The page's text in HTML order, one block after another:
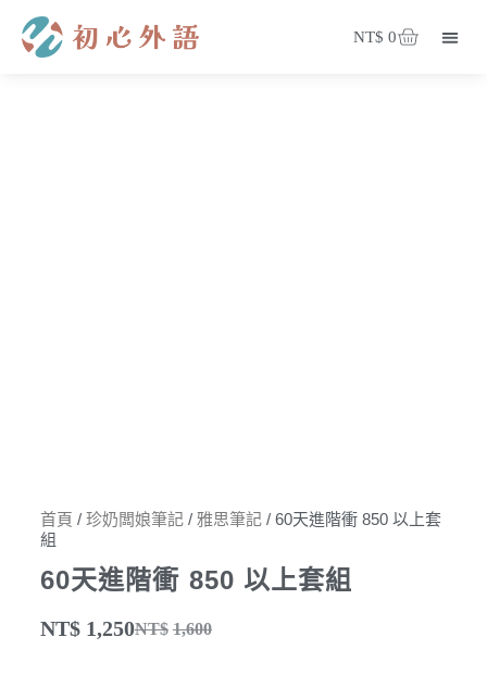
NT$ 0
首頁 / 珍奶闆娘筆記/ 雅思筆記/ 60天進階衝 850 以上套
組
60天進階衝 850 以上套組
NT$ 1,600
NT$ 1,250